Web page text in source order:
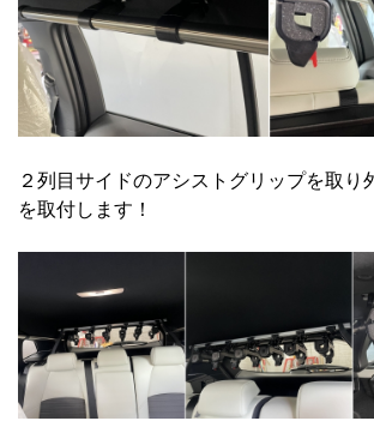
２列目サイドのアシストグリップを取り
を取付します！